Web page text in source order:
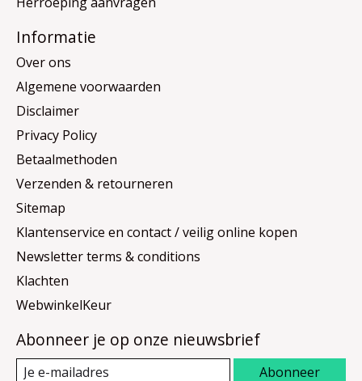
Informatie
Over ons
Algemene voorwaarden
Disclaimer
Privacy Policy
Betaalmethoden
Verzenden & retourneren
Sitemap
Klantenservice en contact / veilig online kopen
Newsletter terms & conditions
Klachten
WebwinkelKeur
Abonneer je op onze nieuwsbrief
Abonneer